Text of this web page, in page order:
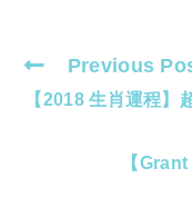
Read
more
Previous
【2018 生肖運程】
【